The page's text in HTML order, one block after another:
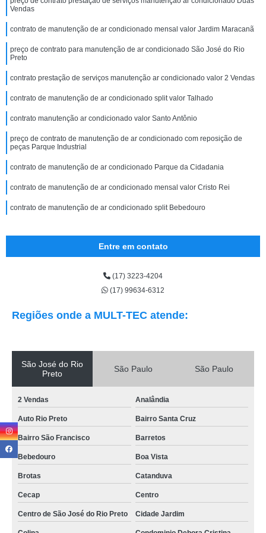
Vendas
contrato de manutenção de ar condicionado mensal valor Jardim Maracanã
preço de contrato para manutenção de ar condicionado São José do Rio
Preto
contrato prestação de serviços manutenção ar condicionado valor 2 Vendas
contrato de manutenção de ar condicionado split valor Talhado
contrato manutenção ar condicionado valor Santo Antônio
preço de contrato de manutenção de ar condicionado com reposição de
peças Parque Industrial
contrato de manutenção de ar condicionado Parque da Cidadania
contrato de manutenção de ar condicionado mensal valor Cristo Rei
contrato de manutenção de ar condicionado split Bebedouro
Entre em contato
(17) 3223-4204
(17) 99634-6312
Regiões onde a MULT-TEC atende:
São José do Rio
Preto
São Paulo São Paulo
2 Vendas Analândia
Auto Rio Preto Bairro Santa Cruz
Bairro São Francisco Barretos
Bebedouro Boa Vista
Brotas Catanduva
Cecap Centro
Centro de São José do Rio Preto Cidade Jardim